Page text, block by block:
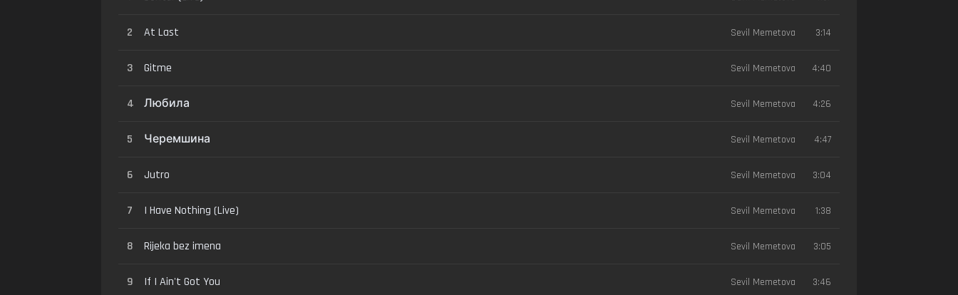
2 At Last Sevil Memetova 3:14
3 Gitme Sevil Memetova 4:40
4 Любила Sevil Memetova 4:26
5 Черемшина Sevil Memetova 4:47
6 Jutro Sevil Memetova 3:04
7 I Have Nothing (Live) Sevil Memetova 1:38
8 Rijeka bez imena Sevil Memetova 3:05
9 If I Ain't Got You Sevil Memetova 3:46